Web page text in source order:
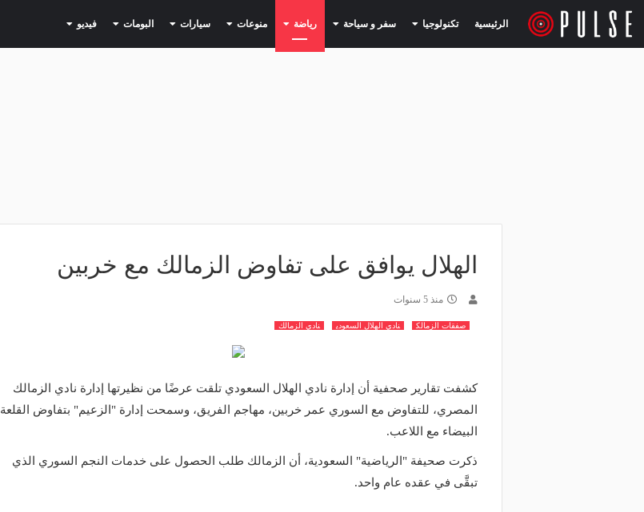
الرئيسية تكنولوجيا (current) سفر و سياحة (current) رياضة (current) منوعات (current) سيارات (current) البومات (current) فيديو (current)
الهلال يوافق على تفاوض الزمالك مع خربين
منذ 5 سنوات
صفقات الزمالك نادي الهلال السعودي نادي الزمالك
كشفت تقارير صحفية أن إدارة نادي الهلال السعودي تلقت عرضًا من نظيرتها إدارة نادي الزمالك
المصري، للتفاوض مع السوري عمر خربين، مهاجم الفريق، وسمحت إدارة "الزعيم" بتفاوض القلعة
البيضاء مع اللاعب.
ذكرت صحيفة "الرياضية" السعودية، أن الزمالك طلب الحصول على خدمات النجم السوري الذي
تبقَّى في عقده عام واحد.